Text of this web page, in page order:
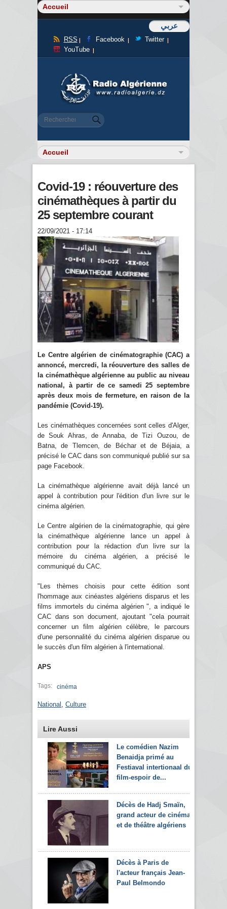
عربي
RSS Facebook
Twitter
YouTube
Formulaire de recherche
Rechercher
Covid-19 : réouverture des
cinémathèques à partir du
25 septembre courant
22/09/2021 - 17:14
Le Centre algérien de cinématographie (CAC) a
annoncé, mercredi, la réouverture des salles de
la cinémathèque algérienne au public au niveau
national, à partir de ce samedi 25 septembre
après deux mois de fermeture, en raison de la
pandémie (Covid-19).
Les cinémathèques concernées sont celles d'Alger,
de Souk Ahras, de Annaba, de Tizi Ouzou, de
Batna, de Tlemcen, de Béchar et de Béjaia, a
précisé le CAC dans son communiqué publié sur sa
page Facebook.
La cinémathèque algérienne avait déjà lancé un
appel à contribution pour l'édition d'un livre sur le
cinéma algérien.
Le Centre algérien de la cinématographie, qui gère
la cinémathèque algérienne lance un appel à
contribution pour la rédaction d'un livre sur la
mémoire du cinéma algérien, a précisé le
communiqué du CAC.
"Les thèmes choisis pour cette édition sont
l'hommage aux cinéastes algériens disparus et les
films immortels du cinéma algérien ", a indiqué le
CAC dans son document, ajoutant "cela pourrait
concerner un film algérien célèbre, le parcours
d'une personnalité du cinéma algérien disparue ou
le succès d'un film algérien à l'international.
APS
Tags: cinéma
National Culture
Lire Aussi
Le comédien Nazim
Benaidja primé au
Festiaval intertionaal du
film-espoir de...
Décès de Hadj Smaïn,
grand acteur de cinéma
et de théâtre algériens
Décès à Paris de
l'acteur français Jean-
Paul Belmondo